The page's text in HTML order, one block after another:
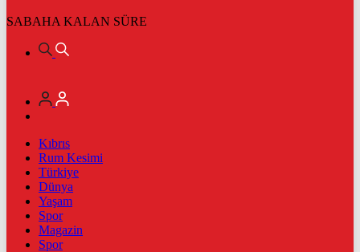
SABAHA KALAN SÜRE
Kıbrıs
Rum Kesimi
Türkiye
Dünya
Yaşam
Spor
Magazin
Spor